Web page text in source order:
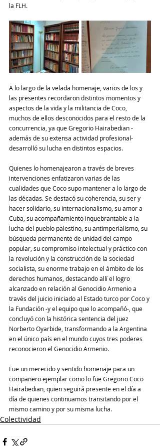
la FLH.
A lo largo de la velada homenaje, varios de los y
las presentes recordaron distintos momentos y
aspectos de la vida y la militancia de Coco,
muchos de ellos desconocidos para el resto de la
concurrencia, ya que Gregorio Hairabedian -
además de su extensa actividad profesional-
desarrolló su lucha en distintos espacios.
Quienes lo homenajearon a través de breves
intervenciones enfatizaron varias de las
cualidades que Coco supo mantener a lo largo de
las décadas. Se destacó su coherencia, su ser y
hacer solidario, su internacionalismo, su amor a
Cuba, su acompañamiento inquebrantable a la
lucha del pueblo palestino, su antimperialismo, su
búsqueda permanente de unidad del campo
popular, su compromiso intelectual y práctico con
la revolución y la construcción de la sociedad
socialista, su enorme trabajo en el ámbito de los
derechos humanos, destacando allí el logro
alcanzado en relación al Genocidio Armenio a
través del juicio iniciado al Estado turco por Coco y
la Fundación -y el equipo que lo acompañó-, que
concluyó con la histórica sentencia del juez
Norberto Oyarbide, transformando a la Argentina
en el único país en el mundo cuyos tres poderes
reconocieron el Genocidio Armenio.
Fue un merecido y sentido homenaje para un
compañero ejemplar como lo fue Gregorio Coco
Hairabedian, quien seguirá presente en el día a
día de quienes continuamos transitando por el
mismo camino y por su misma lucha.
Colectividad